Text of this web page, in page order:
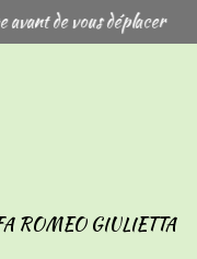
de vous déplacer
ROMEO GIULIETTA